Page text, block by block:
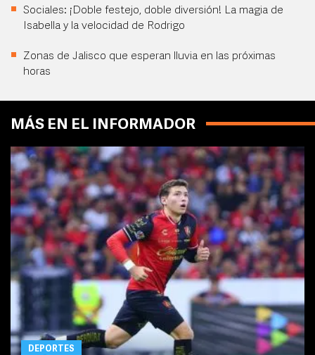
Sociales: ¡Doble festejo, doble diversión! La magia de
Isabella y la velocidad de Rodrigo
Zonas de Jalisco que esperan lluvia en las próximas
horas
MÁS EN EL INFORMADOR
DEPORTES